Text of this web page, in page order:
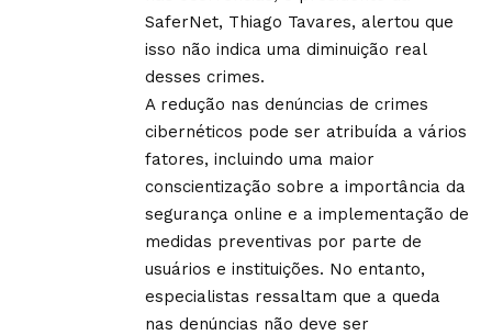
SaferNet, Thiago Tavares, alertou que
isso não indica uma diminuição real
desses crimes.
A redução nas denúncias de crimes
cibernéticos pode ser atribuída a vários
fatores, incluindo uma maior
conscientização sobre a importância da
segurança online e a implementação de
medidas preventivas por parte de
usuários e instituições. No entanto,
especialistas ressaltam que a queda
nas denúncias não deve ser